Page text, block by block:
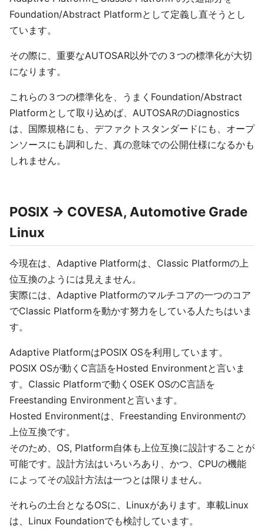
Foundation/Abstract Platformとして定義し直そうとし
ています。
その際に、重要なAUTOSAR以外での３つの標準化が大切
になります。
これらの３つの標準化を、うまくFoundation/Abstract
Platformとして取り込めば、AUTOSARのDiagnostics
は、国際規格にも、デファクトスタンダードにも、オープ
ンソースにも調和した、真の意味での公開仕様になるかも
しれません。
POSIX -> COVESA, Automotive Grade
Linux
今現在は、Adaptive Platformは、Classic Platformの上
位互換のようには見えません。
実際には、Adaptive Platformのマルチコアの一つのコア
でClassic Platformを動かす努力をしている人たちはいま
す。
Adaptive PlatformはPOSIX OSを利用しています。
POSIX OSが動くC言語をHosted Environmentと言いま
す。Classic Platformで動くOSEK OSのC言語を
Freestanding Environmentと言います。
Hosted Environmentは、Freestanding Environmentの
上位互換です。
そのため、OS, Platform自体も上位互換に設計することが
可能です。設計方法はいろいろあり、かつ、CPUの機能
によってその設計方法は一つとは限りません。
それらの土台となるOSに、Linuxがあります。車載Linux
は、Linux Foundationでも検討しています。